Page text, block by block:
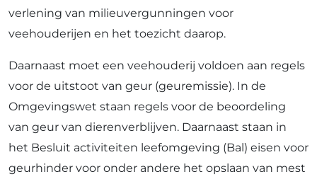
verlening van milieuvergunningen voor
veehouderijen en het toezicht daarop.
Daarnaast moet een veehouderij voldoen aan regels
voor de uitstoot van geur (geuremissie). In de
Omgevingswet staan regels voor de beoordeling
van geur van dierenverblijven. Daarnaast staan in
het Besluit activiteiten leefomgeving (Bal) eisen voor
geurhinder voor onder andere het opslaan van mest